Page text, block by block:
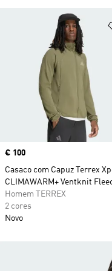
Price
€ 100
Casaco com Capuz Terrex
CLIMAWARM+ Ventknit
Homem TERREX
2 cores
Novo